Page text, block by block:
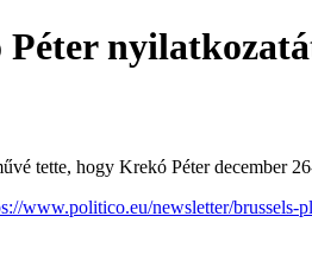
tette, hogy Krekó Péter december
www.politico.eu/newsletter/brussels-